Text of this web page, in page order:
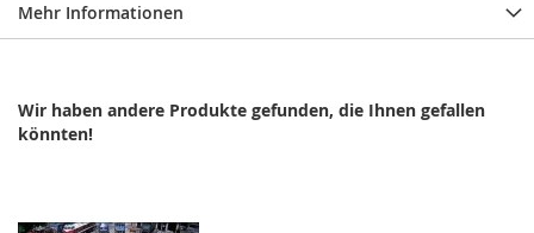
Mehr Informationen
Wir haben andere Produkte gefunden, die Ihnen gefallen
könnten!